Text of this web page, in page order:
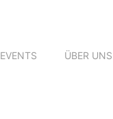
EVENTS ÜBER UNS